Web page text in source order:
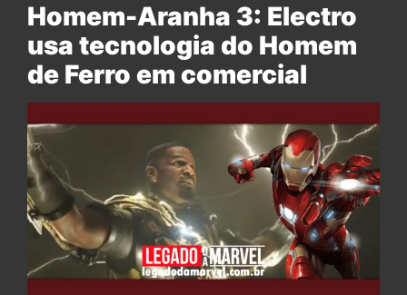
Homem-Aranha 3: Electro
usa tecnologia do Homem
de Ferro em comercial